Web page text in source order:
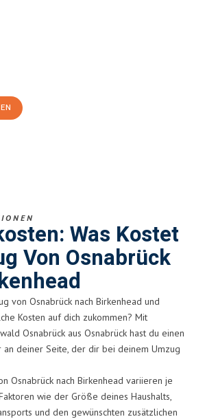
Was Kostet
Von Osnabrück
von Osnabrück nach Birkenhead und
Kosten auf dich zukommen? Mit
Osnabrück aus Osnabrück hast du einen
an deiner Seite, der dir bei deinem Umzug
Osnabrück nach Birkenhead variieren je
wie der Größe deines Haushalts,
und den gewünschten zusätzlichen